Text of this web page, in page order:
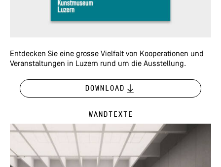
Entdecken Sie eine grosse Vielfalt von Kooperationen und
Veranstaltungen in Luzern rund um die Ausstellung.
Download
Wandtexte